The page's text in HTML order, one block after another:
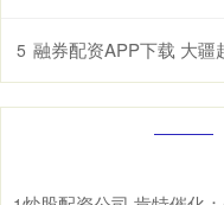
5 融券配资APP下载 大疆